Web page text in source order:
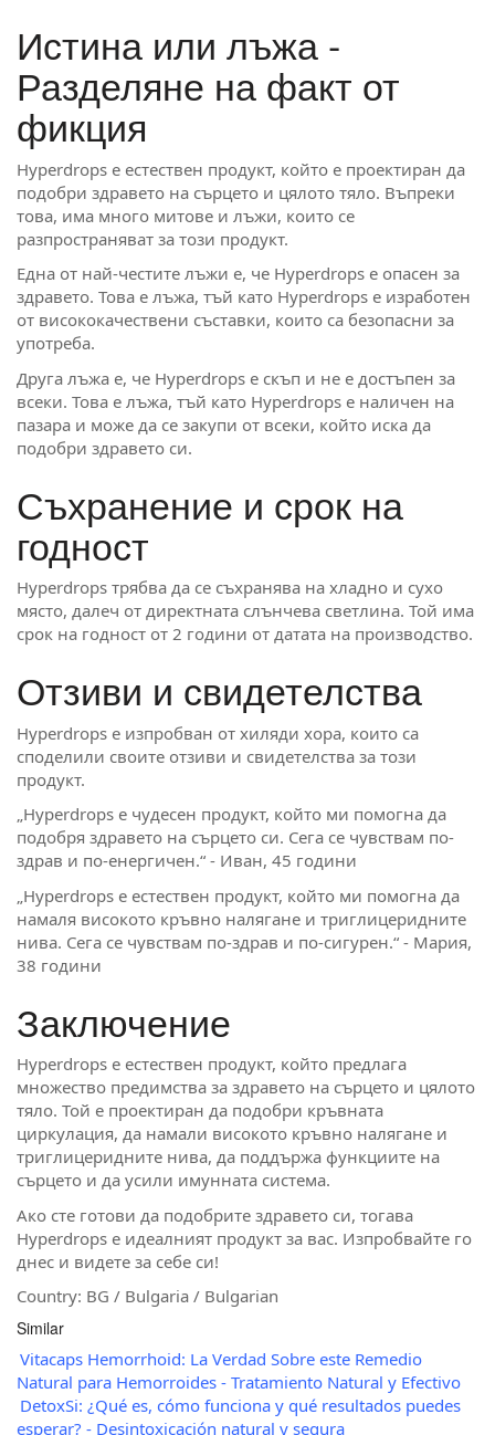
Истина или лъжа -
Разделяне на факт от
фикция
Hyperdrops е естествен продукт, който е проектиран да
подобри здравето на сърцето и цялото тяло. Въпреки
това, има много митове и лъжи, които се
разпространяват за този продукт.
Една от най-честите лъжи е, че Hyperdrops е опасен за
здравето. Това е лъжа, тъй като Hyperdrops е изработен
от висококачествени съставки, които са безопасни за
употреба.
Друга лъжа е, че Hyperdrops е скъп и не е достъпен за
всеки. Това е лъжа, тъй като Hyperdrops е наличен на
пазара и може да се закупи от всеки, който иска да
подобри здравето си.
Съхранение и срок на
годност
Hyperdrops трябва да се съхранява на хладно и сухо
място, далеч от директната слънчева светлина. Той има
срок на годност от 2 години от датата на производство.
Отзиви и свидетелства
Hyperdrops е изпробван от хиляди хора, които са
споделили своите отзиви и свидетелства за този
продукт.
„Hyperdrops е чудесен продукт, който ми помогна да
подобря здравето на сърцето си. Сега се чувствам по-
здрав и по-енергичен.“ - Иван, 45 години
„Hyperdrops е естествен продукт, който ми помогна да
намаля високото кръвно налягане и триглицеридните
нива. Сега се чувствам по-здрав и по-сигурен.“ - Мария,
38 години
Заключение
Hyperdrops е естествен продукт, който предлага
множество предимства за здравето на сърцето и цялото
тяло. Той е проектиран да подобри кръвната
циркулация, да намали високото кръвно налягане и
триглицеридните нива, да поддържа функциите на
сърцето и да усили имунната система.
Ако сте готови да подобрите здравето си, тогава
Hyperdrops е идеалният продукт за вас. Изпробвайте го
днес и видете за себе си!
Country: BG / Bulgaria / Bulgarian
Similar
Vitacaps Hemorrhoid: La Verdad Sobre este Remedio
Natural para Hemorroides - Tratamiento Natural y Efectivo
DetoxSi: ¿Qué es, cómo funciona y qué resultados puedes
esperar? - Desintoxicación natural y segura